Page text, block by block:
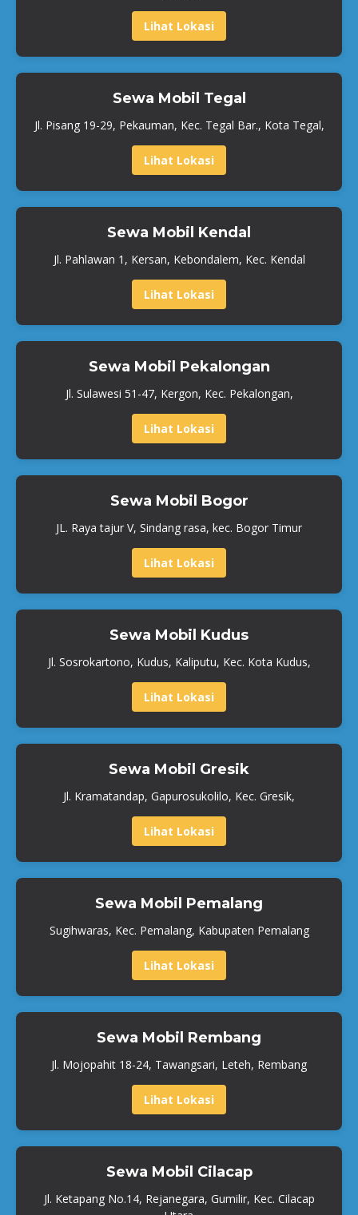
Lihat Lokasi
Sewa Mobil Tegal
Jl. Pisang 19-29, Pekauman, Kec. Tegal Bar., Kota Tegal,
Lihat Lokasi
Sewa Mobil Kendal
Jl. Pahlawan 1, Kersan, Kebondalem, Kec. Kendal
Lihat Lokasi
Sewa Mobil Pekalongan
Jl. Sulawesi 51-47, Kergon, Kec. Pekalongan,
Lihat Lokasi
Sewa Mobil Bogor
JL. Raya tajur V, Sindang rasa, kec. Bogor Timur
Lihat Lokasi
Sewa Mobil Kudus
Jl. Sosrokartono, Kudus, Kaliputu, Kec. Kota Kudus,
Lihat Lokasi
Sewa Mobil Gresik
Jl. Kramatandap, Gapurosukolilo, Kec. Gresik,
Lihat Lokasi
Sewa Mobil Pemalang
Sugihwaras, Kec. Pemalang, Kabupaten Pemalang
Lihat Lokasi
Sewa Mobil Rembang
Jl. Mojopahit 18-24, Tawangsari, Leteh, Rembang
Lihat Lokasi
Sewa Mobil Cilacap
Jl. Ketapang No.14, Rejanegara, Gumilir, Kec. Cilacap